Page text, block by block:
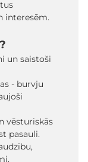
interesēm.
un saistoši
- burvju
vēsturiskās
pasauli.